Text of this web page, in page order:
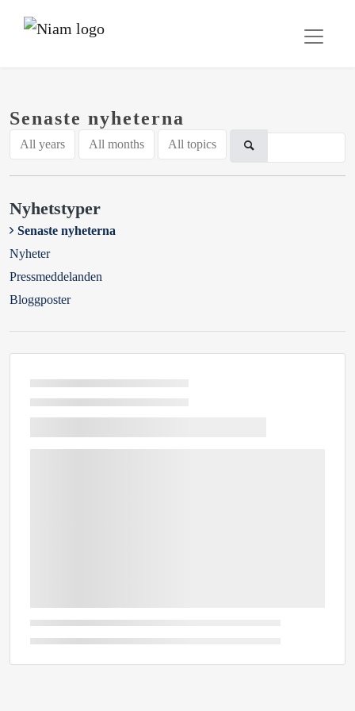
Senaste nyheterna
All years All months All topics
Nyhetstyper
Senaste nyheterna
Nyheter
Pressmeddelanden
Bloggposter